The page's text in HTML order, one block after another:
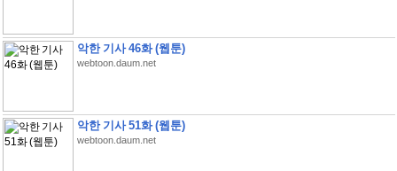
악한 기사 46화 (웹툰)
webtoon.daum.net
악한 기사 51화 (웹툰)
webtoon.daum.net